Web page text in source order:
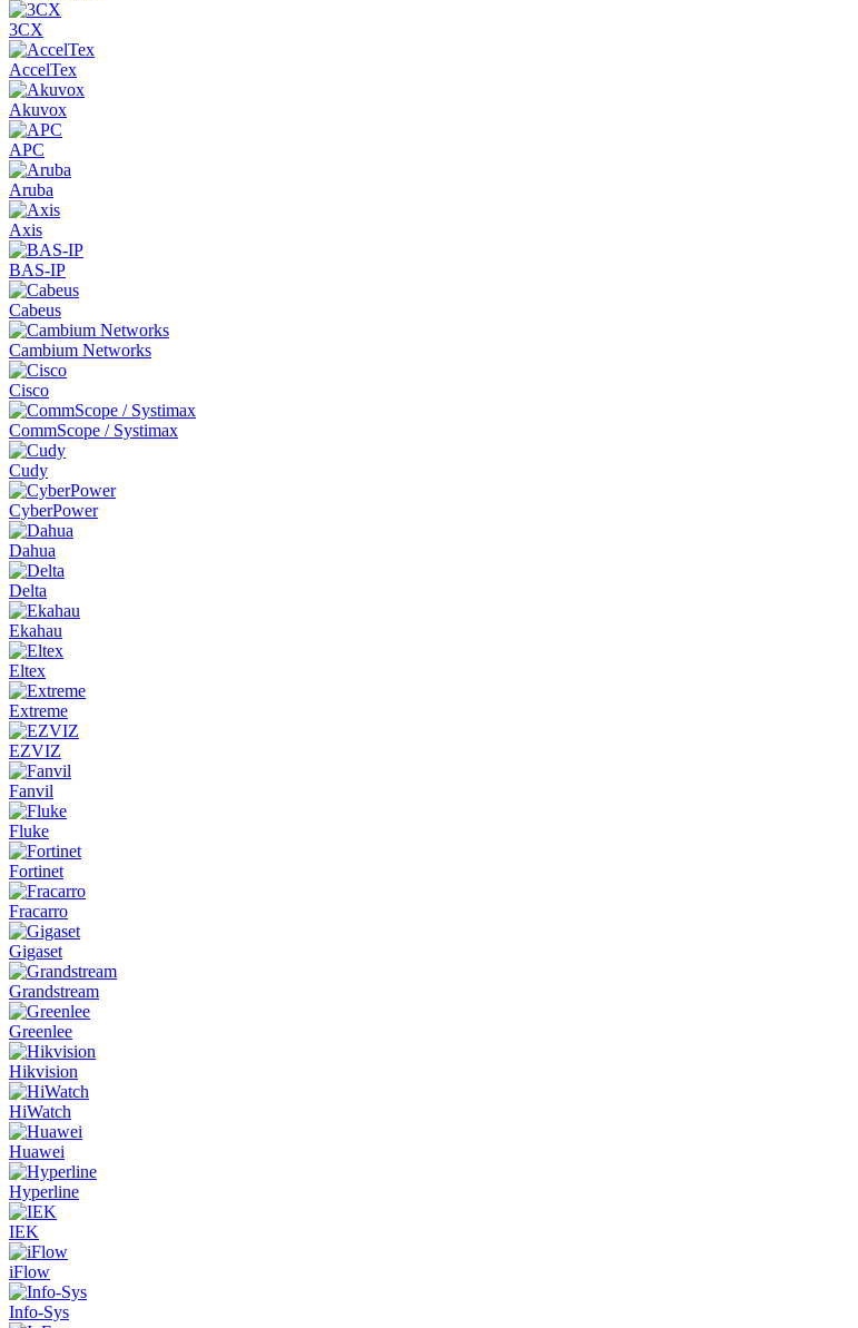
3CX
AccelTex
Akuvox
APC
Aruba
Axis
BAS-IP
Cabeus
Cambium Networks
Cisco
CommScope / Systimax
Cudy
CyberPower
Dahua
Delta
Ekahau
Eltex
Extreme
EZVIZ
Fanvil
Fluke
Fortinet
Fracarro
Gigaset
Grandstream
Greenlee
Hikvision
HiWatch
Huawei
Hyperline
IEK
iFlow
Info-Sys